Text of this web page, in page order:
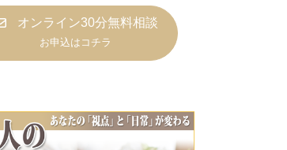
オンライン30分無料相談
お申込はコチラ